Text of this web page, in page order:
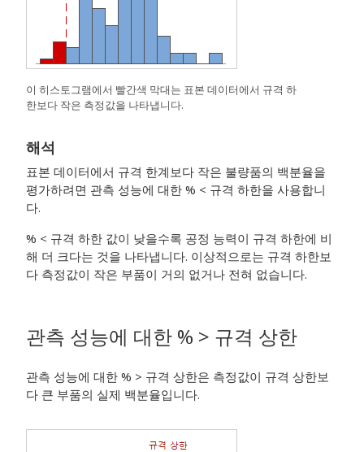
이 히스토그램에서 빨간색 막대는 표본 데이터에서 규격 하
한보다 작은 측정값을 나타냅니다.
해석
표본 데이터에서 규격 한계보다 작은 불량품의 백분율을
평가하려면 관측 성능에 대한 % < 규격 하한을 사용합니
다.
% < 규격 하한 값이 낮을수록 공정 능력이 규격 하한에 비
해 더 크다는 것을 나타냅니다. 이상적으로는 규격 하한보
다 측정값이 작은 부품이 거의 없거나 전혀 없습니다.
관측 성능에 대한 % > 규격 상한
관측 성능에 대한 % > 규격 상한은 측정값이 규격 상한보
다 큰 부품의 실제 백분율입니다.